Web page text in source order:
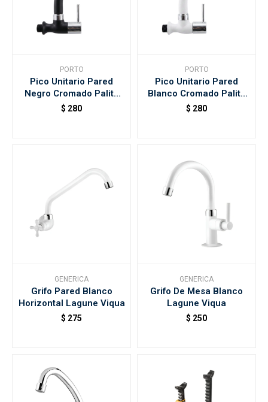
PORTO
Pico Unitario Pared
Negro Cromado Palito
Porto
$ 280
PORTO
Pico Unitario Pared
Blanco Cromado Palito
Porto
$ 280
GENERICA
Grifo Pared Blanco
Horizontal Lagune Viqua
$ 275
GENERICA
Grifo De Mesa Blanco
Lagune Viqua
$ 250